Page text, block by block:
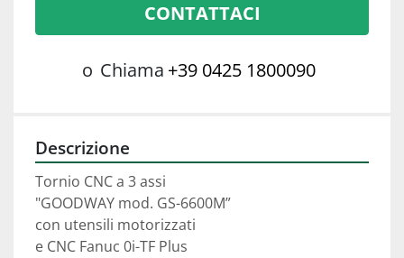
CONTATTACI
o Chiama +39 0425 1800090
Descrizione
Tornio CNC a 3 assi
"GOODWAY mod. GS-6600M”
con utensili motorizzati
e CNC Fanuc 0i-TF Plus